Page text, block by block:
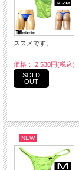
ススメです。
価格： 2,530円(税込)
SOLD
OUT
NEW